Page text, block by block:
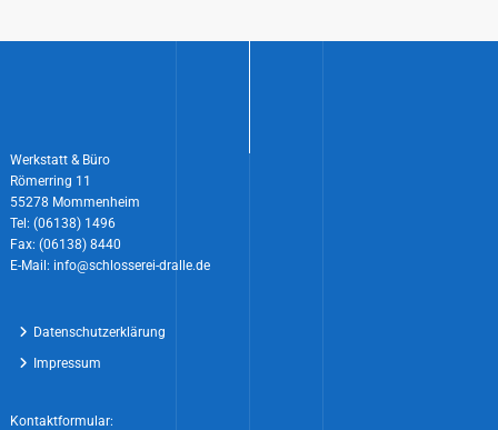
Werkstatt & Büro
Römerring 11
55278 Mommenheim
Tel: (06138) 1496
Fax: (06138) 8440
E-Mail: info@schlosserei-dralle.de
Datenschutzerklärung
Impressum
Kontaktformular: